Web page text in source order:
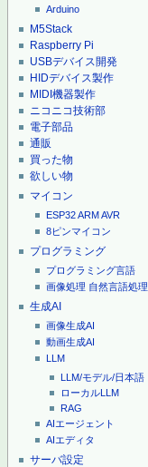
Arduino
M5Stack
Raspberry Pi
USBデバイス開発
HIDデバイス製作
MIDI機器製作
ニコニコ技術部
電子部品
通販
買った物
欲しい物
マイコン
ESP32ARMAVR
8ピンマイコン
プログラミング
プログラミング言語
画像処理 自然言語処理
生成AI
画像生成AI
動画生成AI
LLM
LLM/モデル/日本語
ローカルLLM
RAG
AIエージェント
AIエディタ
サーバ設定